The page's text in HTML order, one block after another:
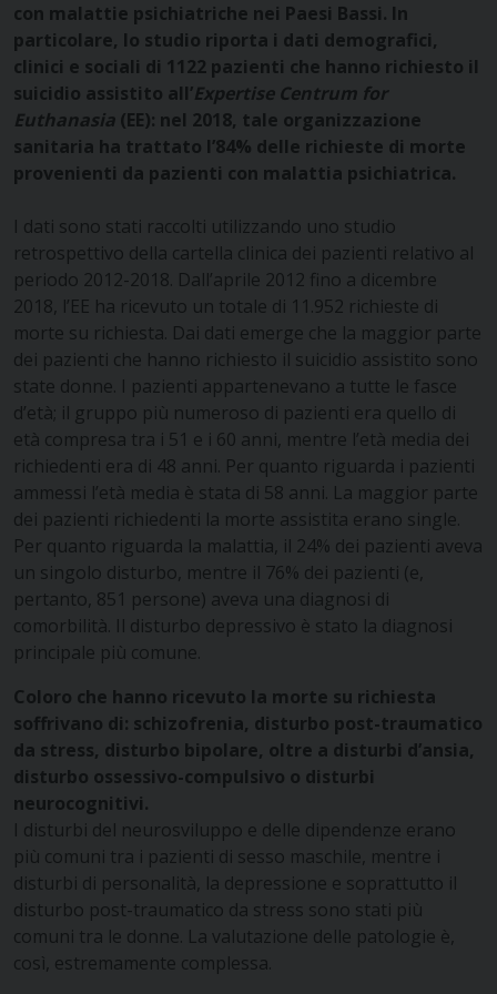
con malattie psichiatriche nei Paesi Bassi. In
particolare, lo studio riporta i dati demografici,
clinici e sociali di 1122 pazienti che hanno richiesto il
suicidio assistito all’Expertise Centrum for
Euthanasia (EE): nel 2018, tale organizzazione
sanitaria ha trattato l’84% delle richieste di morte
provenienti da pazienti con malattia psichiatrica.
I dati sono stati raccolti utilizzando uno studio
retrospettivo della cartella clinica dei pazienti relativo al
periodo 2012-2018. Dall’aprile 2012 fino a dicembre
2018, l’EE ha ricevuto un totale di 11.952 richieste di
morte su richiesta. Dai dati emerge che la maggior parte
dei pazienti che hanno richiesto il suicidio assistito sono
state donne. I pazienti appartenevano a tutte le fasce
d’età; il gruppo più numeroso di pazienti era quello di
età compresa tra i 51 e i 60 anni, mentre l’età media dei
richiedenti era di 48 anni. Per quanto riguarda i pazienti
ammessi l’età media è stata di 58 anni. La maggior parte
dei pazienti richiedenti la morte assistita erano single.
Per quanto riguarda la malattia, il 24% dei pazienti aveva
un singolo disturbo, mentre il 76% dei pazienti (e,
pertanto, 851 persone) aveva una diagnosi di
comorbilità. Il disturbo depressivo è stato la diagnosi
principale più comune.
Coloro che hanno ricevuto la morte su richiesta
soffrivano di: schizofrenia, disturbo post-traumatico
da stress, disturbo bipolare, oltre a disturbi d’ansia,
disturbo ossessivo-compulsivo o disturbi
neurocognitivi.
I disturbi del neurosviluppo e delle dipendenze erano
più comuni tra i pazienti di sesso maschile, mentre i
disturbi di personalità, la depressione e soprattutto il
disturbo post-traumatico da stress sono stati più
comuni tra le donne. La valutazione delle patologie è,
così, estremamente complessa.